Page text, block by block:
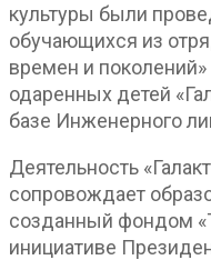
культуры были
обучающихся из
времен и
одаренных детей
базе Инженерного
Деятельность
сопровождает
созданный фондом
инициативе